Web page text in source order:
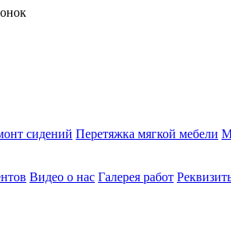
сидений Перетяжка мягкой мебели
Видео о нас Галерея работ